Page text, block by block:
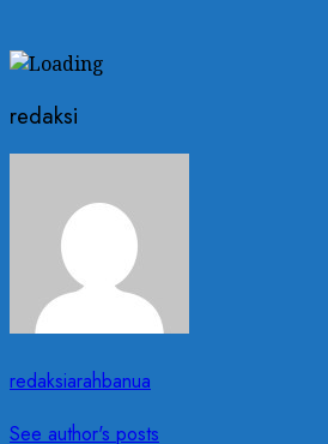
redaksi
redaksiarahbanua
See author's posts